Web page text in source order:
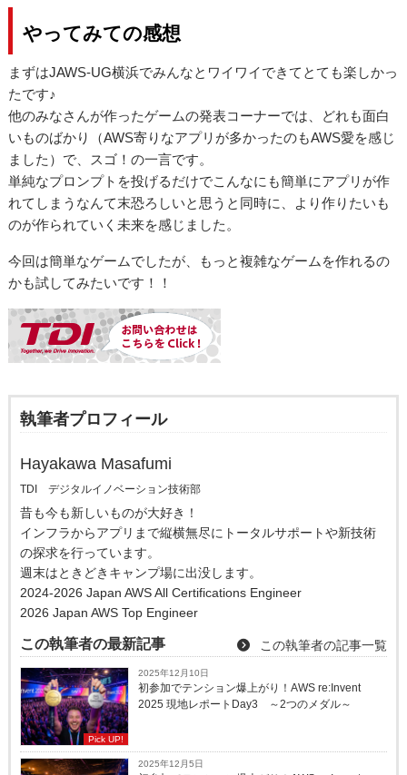
やってみての感想
まずはJAWS-UG横浜でみんなとワイワイできてとても楽しかっ
たです♪
他のみなさんが作ったゲームの発表コーナーでは、どれも面白
いものばかり（AWS寄りなアプリが多かったのもAWS愛を感じ
ました）で、スゴ！の一言です。
単純なプロンプトを投げるだけでこんなにも簡単にアプリが作
れてしまうなんて末恐ろしいと思うと同時に、より作りたいも
のが作られていく未来を感じました。
今回は簡単なゲームでしたが、もっと複雑なゲームを作れるの
かも試してみたいです！！
執筆者プロフィール
Hayakawa Masafumi
TDI デジタルイノベーション技術部
昔も今も新しいものが大好き！
インフラからアプリまで縦横無尽にトータルサポートや新技術
の探求を行っています。
週末はときどきキャンプ場に出没します。
2024-2026 Japan AWS All Certifications Engineer
2026 Japan AWS Top Engineer
この執筆者の最新記事 この執筆者の記事一覧
Pick UP!
2025年12月10日
初参加でテンション爆上がり！AWS re:Invent
2025 現地レポートDay3 ～2つのメダル～
2025年12月5日